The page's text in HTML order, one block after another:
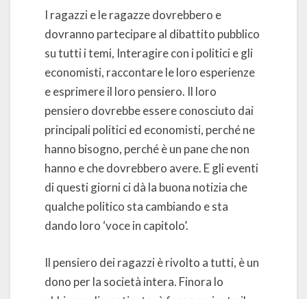
I ragazzi e le ragazze dovrebbero e
dovranno partecipare al dibattito pubblico
su tutti i temi, Interagire con i politici e gli
economisti, raccontare le loro esperienze
e esprimere il loro pensiero. Il loro
pensiero dovrebbe essere conosciuto dai
principali politici ed economisti, perché ne
hanno bisogno, perché è un pane che non
hanno e che dovrebbero avere. E gli eventi
di questi giorni ci dà la buona notizia che
qualche politico sta cambiando e sta
dando loro ‘voce in capitolo’.
Il pensiero dei ragazzi è rivolto a tutti, è un
dono per la società intera. Finora lo